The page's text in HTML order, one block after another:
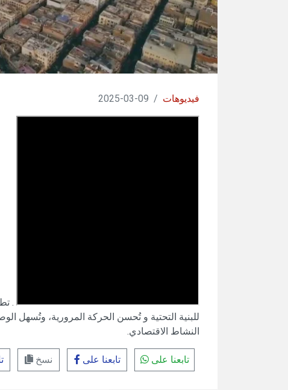
فيديوهات /
09-03-2025
.
للبنية التحتية و تُحسن الحركة المرورية، وتُسهل
النشاط الاقتصادي.
تابعنا على تابعنا على نسخ